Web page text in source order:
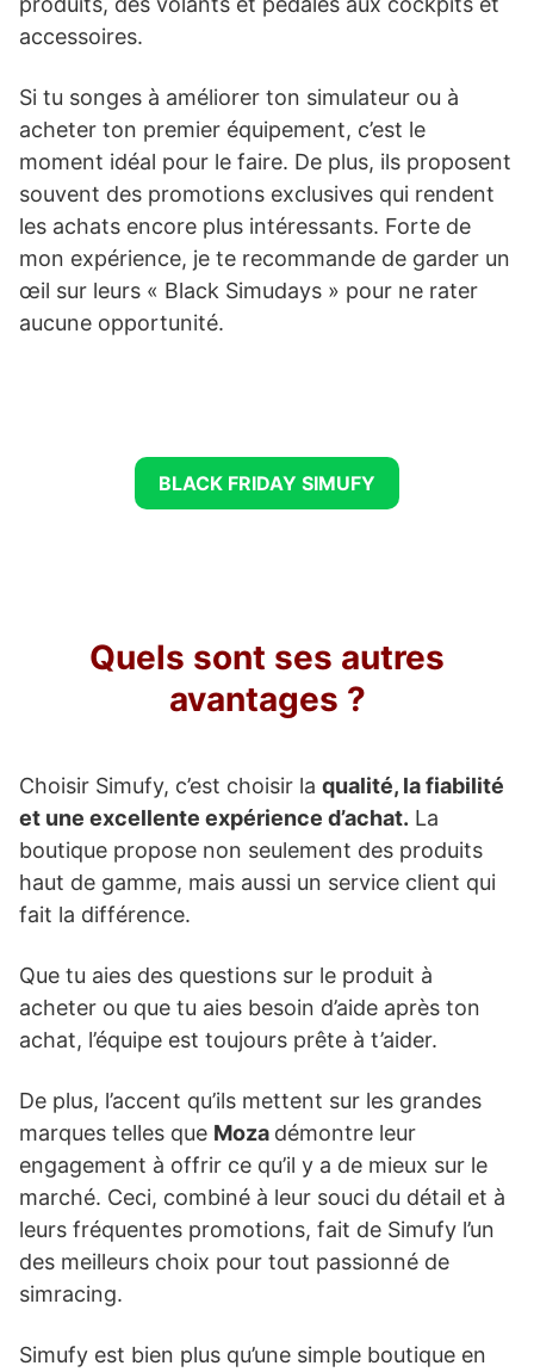
accessoires.
Si tu songes à améliorer ton simulateur ou à
acheter ton premier équipement, c’est le
moment idéal pour le faire. De plus, ils proposent
souvent des promotions exclusives qui rendent
les achats encore plus intéressants. Forte de
mon expérience, je te recommande de garder un
œil sur leurs « Black Simudays » pour ne rater
aucune opportunité.
BLACK FRIDAY SIMUFY
Quels sont ses autres
avantages ?
Choisir Simufy, c’est choisir la qualité, la fiabilité
et une excellente expérience d’achat. La
boutique propose non seulement des produits
haut de gamme, mais aussi un service client qui
fait la différence.
Que tu aies des questions sur le produit à
acheter ou que tu aies besoin d’aide après ton
achat, l’équipe est toujours prête à t’aider.
De plus, l’accent qu’ils mettent sur les grandes
marques telles que Moza démontre leur
engagement à offrir ce qu’il y a de mieux sur le
marché. Ceci, combiné à leur souci du détail et à
leurs fréquentes promotions, fait de Simufy l’un
des meilleurs choix pour tout passionné de
simracing.
Simufy est bien plus qu’une simple boutique en